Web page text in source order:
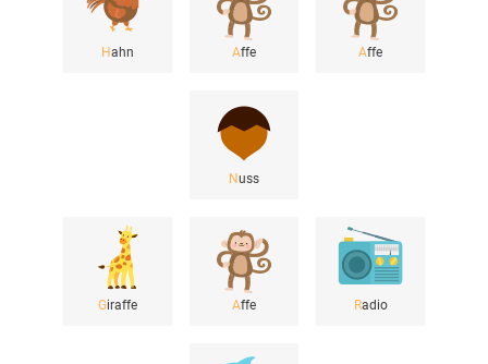
Hahn Affe Affe
Nuss
Giraffe Affe Radio